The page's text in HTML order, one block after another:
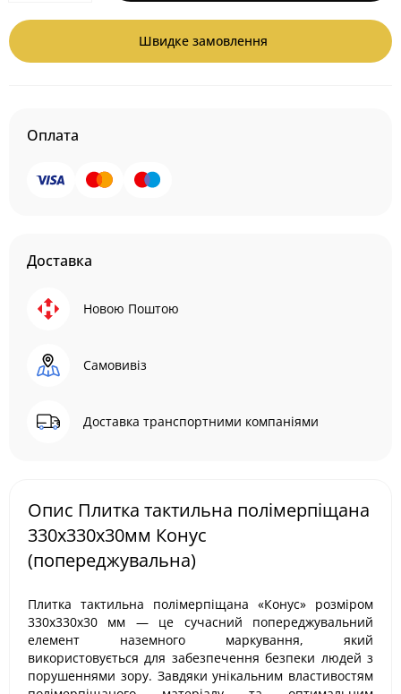
Швидке замовлення
Оплата
Доставка
Новою Поштою
Самовивіз
Доставка транспортними компаніями
Опис Плитка тактильна полімерпіщана
330х330х30мм Конус
(попереджувальна)
Плитка тактильна полімерпіщана «Конус» розміром
330х330х30 мм — це сучасний попереджувальний
елемент наземного маркування, який
використовується для забезпечення безпеки людей з
порушеннями зору. Завдяки унікальним властивостям